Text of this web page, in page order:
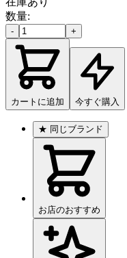
数量:
- +
カートに追加 今すぐ購入
★ 同じブランド
お店のおすすめ